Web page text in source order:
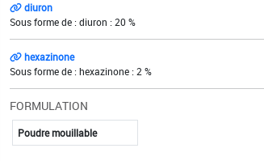
diuron
Sous forme de : diuron : 20 %
hexazinone
Sous forme de : hexazinone : 2 %
FORMULATION
Poudre mouillable